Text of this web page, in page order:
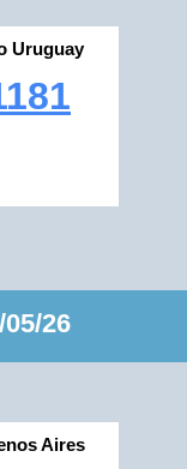
Uruguay
26
Aires